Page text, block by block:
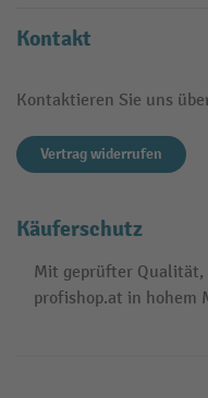
Kontakt
Kontaktieren Sie uns
Vertrag widerrufen
Käuferschutz
Mit geprüfter Qualität,
profishop.at in hohem